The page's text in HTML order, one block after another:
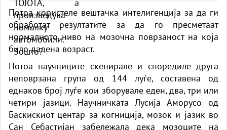
Потоа користеле вештачка интелигенција за да ги
обработат резултатите за да го пресметаат
нормалното ниво на мозочна поврзаност на која
било дадена возраст.
Потоа научниците скенирале и споредиле друга
неповрзана група од 144 луѓе, составена од
еднаков број луѓе кои зборувале еден, два, три или
четири јазици. Научничката Лусија Аморусо од
Баскискиот центар за когниција, мозок и јазик во
Сан Себастијан забележала дека мозоците на